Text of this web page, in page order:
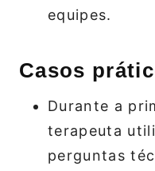
equipes.
Casos
Durante a
terapeuta
perguntas